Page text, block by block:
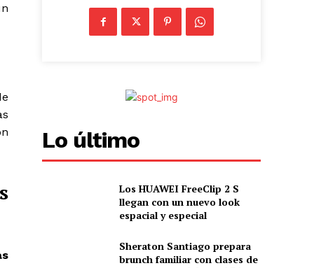
Lo último
Los HUAWEI FreeClip 2 S
llegan con un nuevo look
espacial y especial
Sheraton Santiago prepara
brunch familiar con clases de